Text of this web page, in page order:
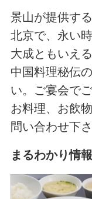
景山が提供す
北京で、永い
大成ともいえ
中国料理秘伝
い。ご宴会で
お料理、お飲
問い合わせ下さ
まるわかり情報